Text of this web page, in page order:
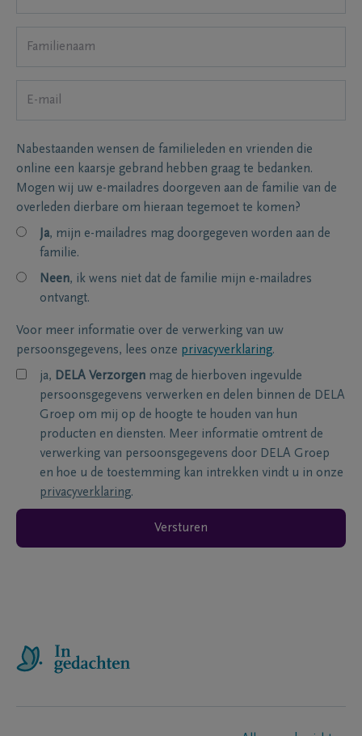
Nabestaanden wensen de familieleden en vrienden die
online een kaarsje gebrand hebben graag te bedanken.
Mogen wij uw e-mailadres doorgeven aan de familie van de
overleden dierbare om hieraan tegemoet te komen?
Ja, mijn e-mailadres mag doorgegeven worden aan de
familie.
Neen, ik wens niet dat de familie mijn e-mailadres
ontvangt.
Voor meer informatie over de verwerking van uw
persoonsgegevens, lees onze privacyverklaring.
ja, DELA Verzorgen mag de hierboven ingevulde
persoonsgegevens verwerken en delen binnen de DELA
Groep om mij op de hoogte te houden van hun
producten en diensten. Meer informatie omtrent de
verwerking van persoonsgegevens door DELA Groep
en hoe u de toestemming kan intrekken vindt u in onze
privacyverklaring.
Versturen